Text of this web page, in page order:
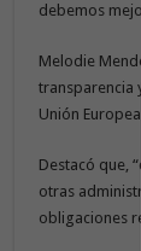
debemos
Melodie
transparencia
Unión Europea”.
Destacó que,
otras
obligaciones